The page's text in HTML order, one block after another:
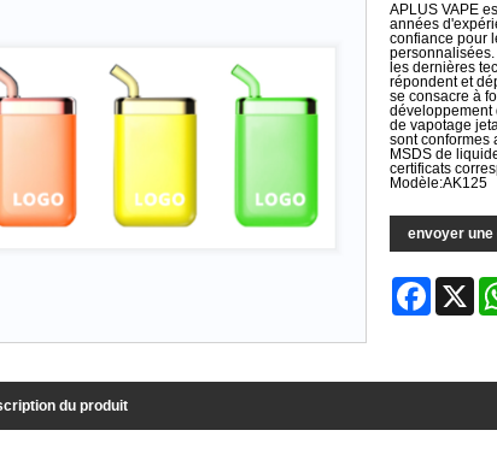
APLUS VAPE
années
confiance pour
les dernières
répondent et
se consacre à
développement
de vapotage
sont conformes
MSDS de
certificats
Modèle:AK125
envoyer une
Facebook
du produit